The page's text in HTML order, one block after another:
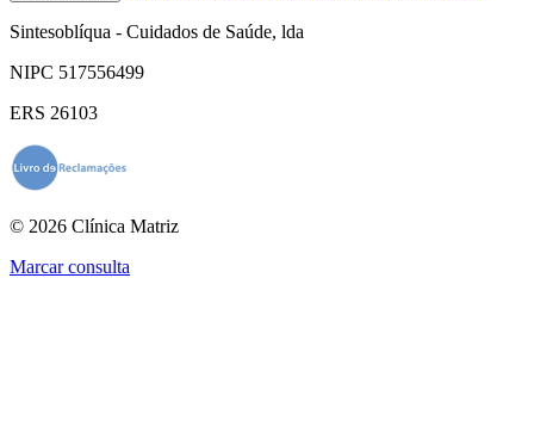
Sintesoblíqua - Cuidados de Saúde, lda
NIPC 517556499
ERS 26103
© 2026 Clínica Matriz
Marcar consulta